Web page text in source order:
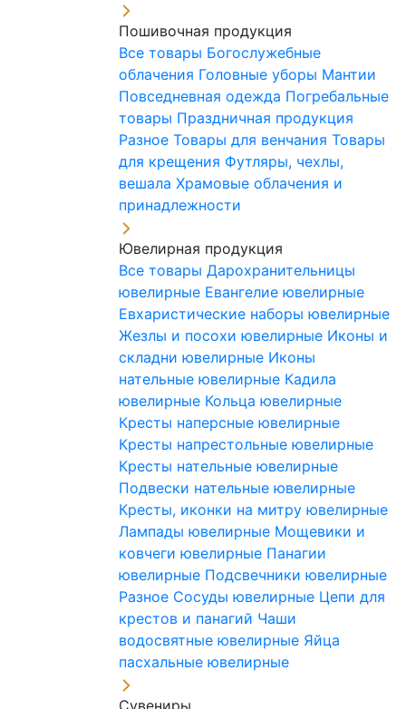
Пошивочная продукция
Все товары Богослужебные
облачения Головные уборы Мантии
Повседневная одежда Погребальные
товары Праздничная продукция
Разное Товары для венчания Товары
для крещения Футляры, чехлы,
вешала Храмовые облачения и
принадлежности
Ювелирная продукция
Все товары Дарохранительницы
ювелирные Евангелие ювелирные
Евхаристические наборы ювелирные
Жезлы и посохи ювелирные Иконы и
складни ювелирные Иконы
нательные ювелирные Кадила
ювелирные Кольца ювелирные
Кресты наперсные ювелирные
Кресты напрестольные ювелирные
Кресты нательные ювелирные
Подвески нательные ювелирные
Кресты, иконки на митру ювелирные
Лампады ювелирные Мощевики и
ковчеги ювелирные Панагии
ювелирные Подсвечники ювелирные
Разное Сосуды ювелирные Цепи для
крестов и панагий Чаши
водосвятные ювелирные Яйца
пасхальные ювелирные
Сувениры